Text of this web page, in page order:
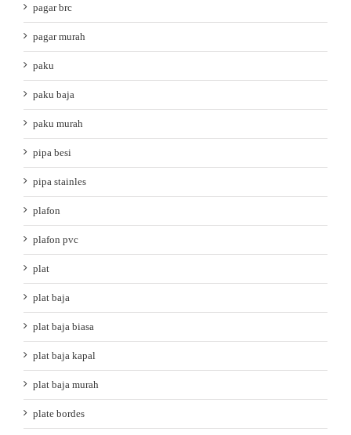
pagar brc
pagar murah
paku
paku baja
paku murah
pipa besi
pipa stainles
plafon
plafon pvc
plat
plat baja
plat baja biasa
plat baja kapal
plat baja murah
plate bordes